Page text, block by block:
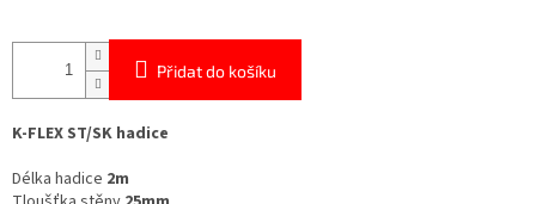
Přidat do košíku
K-FLEX ST/SK hadice
Délka hadice 2m